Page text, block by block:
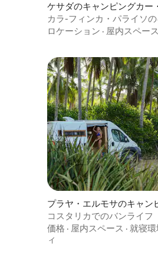
ケサダのキャンピングカー
カラ-フィンカ・パライソの
カーでの宿泊
ロケーション · 屋内スペース
プラヤ・エルモサのキャン
ングカー・RV
コスタリカでのバンライフ
価格 · 屋内スペース · 就寝
ィ